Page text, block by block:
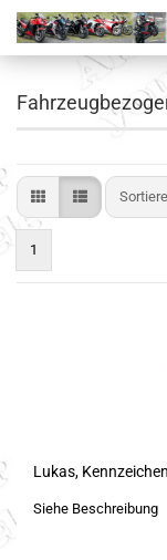
1
Lukas,
Siehe Beschreibung